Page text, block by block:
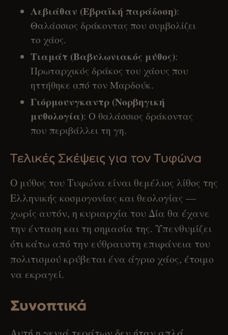
Λεβιάθαν (Εβραϊκή παράδοση):
Θαλάσσιος δράκοντας που συμβολίζει
το χάος.
Τιαμάτ (Βαβυλωνιακός μύθος):
Πρωταρχικός δράκος του χάους που
ηττήθηκε από τον Μαρδούκ.
Γιόρμουνγκαντρ (Νορβηγική
μυθολογία): Ο θαλάσσιος δράκοντας
που περιβάλλει τη γη.
Τελικές Σκέψεις για τον Τυφώνα
Ο μύθος του Τυφώνα είναι θεμέλιος λίθος της
Ελληνικής κοσμογονίας και θεολογίας —
χωρίς αυτόν, η κυριαρχία του Δία θα έχανε
την ένταση και τη σημασία της. Υπενθυμίζει
ότι κάτω από την εύθραυστη επιφάνεια του
πολιτισμού κρύβεται ένα άγριο χάος, έτοιμο
να εκραγεί.
Συνοπτικά